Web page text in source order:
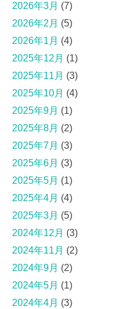
2026年3月 (7)
2026年2月 (5)
2026年1月 (4)
2025年12月 (1)
2025年11月 (3)
2025年10月 (4)
2025年9月 (1)
2025年8月 (2)
2025年7月 (3)
2025年6月 (3)
2025年5月 (1)
2025年4月 (4)
2025年3月 (5)
2024年12月 (3)
2024年11月 (2)
2024年9月 (2)
2024年5月 (1)
2024年4月 (3)